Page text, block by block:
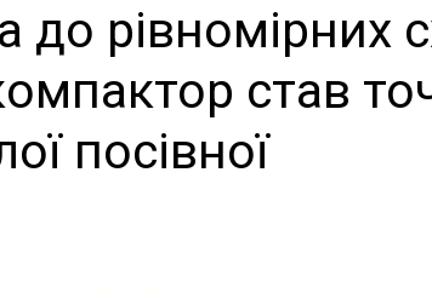
до рівномірних
став
посівної